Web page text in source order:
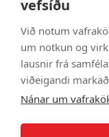
vefsíðu
Við notum
um notkun og
lausnir frá
viðeigandi
Nánar um
Bæjarhraun 6
Mán. - Fös. : 8-17
Lau. - Sun. : Lokað